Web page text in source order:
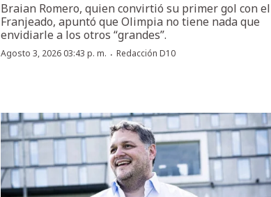
Braian Romero, quien convirtió su primer gol con el
Franjeado, apuntó que Olimpia no tiene nada que
envidiarle a los otros “grandes”.
Agosto 3, 2026 03:43 p. m. ·Redacción D10